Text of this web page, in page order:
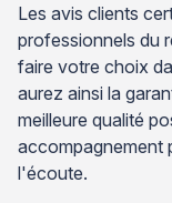
Les avis clients
professionnels du
faire votre choix
aurez ainsi la
meilleure qualité
accompagnement
l'écoute.